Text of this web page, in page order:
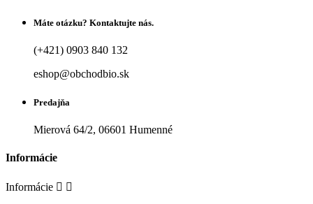
Máte otázku? Kontaktujte nás.
(+421) 0903 840 132
eshop@obchodbio.sk
Predajňa
Mierová 64/2, 06601 Humenné
Informácie
Informácie  